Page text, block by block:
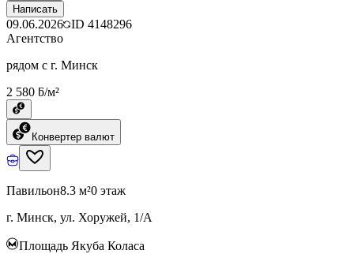
Написать
09.06.2026 ID 4148296
Агентство
рядом с г. Минск
2 580 ƃ/м²
Конвертер валют
Павильон8.3 м²0 этаж
г. Минск, ул. Хоружей, 1/А
Площадь Якуба Коласа